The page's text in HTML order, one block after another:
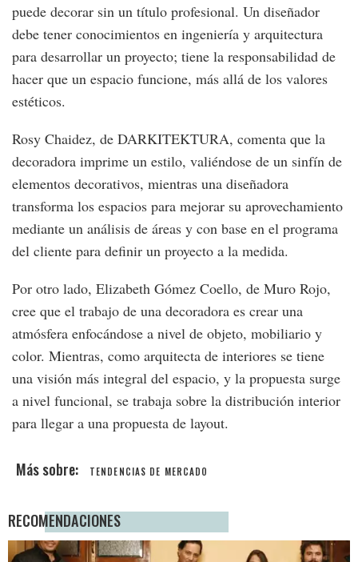
puede decorar sin un título profesional. Un diseñador
debe tener conocimientos en ingeniería y arquitectura
para desarrollar un proyecto; tiene la responsabilidad de
hacer que un espacio funcione, más allá de los valores
estéticos.
Rosy Chaidez, de DARKITEKTURA, comenta que la
decoradora imprime un estilo, valiéndose de un sinfín de
elementos decorativos, mientras una diseñadora
transforma los espacios para mejorar su aprovechamiento
mediante un análisis de áreas y con base en el programa
del cliente para definir un proyecto a la medida.
Por otro lado, Elizabeth Gómez Coello, de Muro Rojo,
cree que el trabajo de una decoradora es crear una
atmósfera enfocándose a nivel de objeto, mobiliario y
color. Mientras, como arquitecta de interiores se tiene
una visión más integral del espacio, y la propuesta surge
a nivel funcional, se trabaja sobre la distribución interior
para llegar a una propuesta de layout.
TENDENCIAS DE MERCADO
RECOMENDACIONES